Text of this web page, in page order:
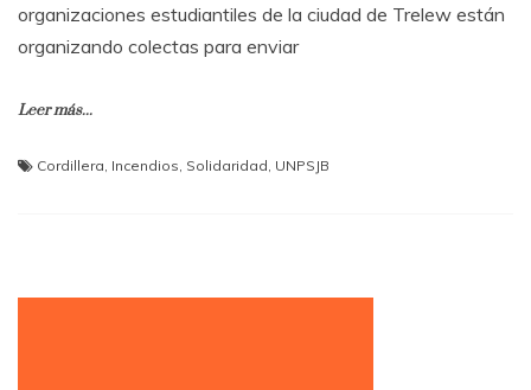
organizaciones estudiantiles de la ciudad de Trelew están
organizando colectas para enviar
Leer más...
Cordillera Incendios Solidaridad UNPSJB